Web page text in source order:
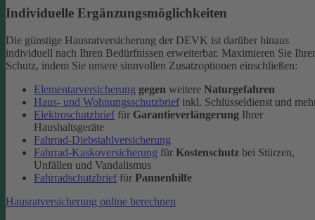
Individuelle Ergänzungsmöglichkeiten
Die günstige Hausratversicherung der DEVK ist darüber hinaus
individuell nach Ihren Bedürfnissen erweiterbar. Maximieren Sie
Schutz, indem Sie unsere sinnvollen Zusatzoptionen einschließen:
Elementarversicherung gegen weitere Naturgefahren
Haus- und Wohnungsschutzbrief inkl. Schlüsseldienst und
Elektroschutzbrief für Garantieverlängerung Ihrer
Haushaltsgeräte
Fahrrad-Diebstahlversicherung
Fahrrad-Kaskoversicherung für Kostenschutz bei Stürzen,
Unfällen und Vandalismus
Fahrradschutzbrief für Pannenhilfe
Hausratversicherung online berechnen